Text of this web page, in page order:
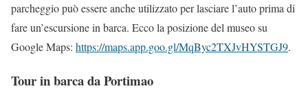
parcheggio può essere anche utilizzato per lasciare l’auto prima di
fare un’escursione in barca. Ecco la posizione del museo su
Google Maps: https://maps.app.goo.gl/MqByc2TXJvHYSTGJ9.
Tour in barca da Portimao